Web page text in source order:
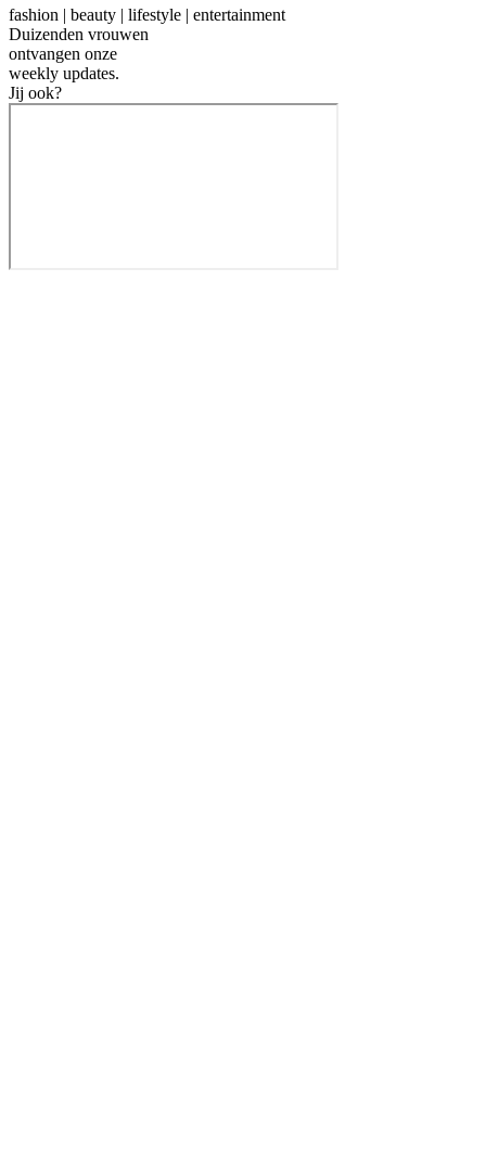
fashion | beauty | lifestyle | entertainment
Duizenden vrouwen
ontvangen onze
weekly updates.
Jij ook?